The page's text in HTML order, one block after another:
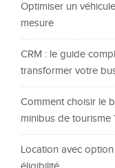
Optimiser un
mesure
CRM : le guide
transformer votre
Comment choisir le
minibus de tourisme
Location avec